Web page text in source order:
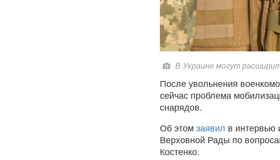
В Украине могут
После увольнения
сейчас проблема
снарядов.
Об этом заявил в интервью
Верховной Рады по
Костенко.